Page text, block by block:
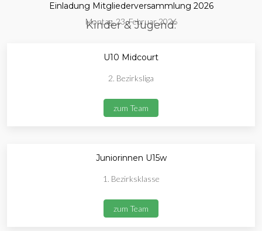
Einladung Mitgliederversammlung 2026
Montag, 23. Februar 2026
Kinder & Jugend:
U10 Midcourt
2. Bezirksliga
zum Team
Juniorinnen U15w
1. Bezirksklasse
zum Team